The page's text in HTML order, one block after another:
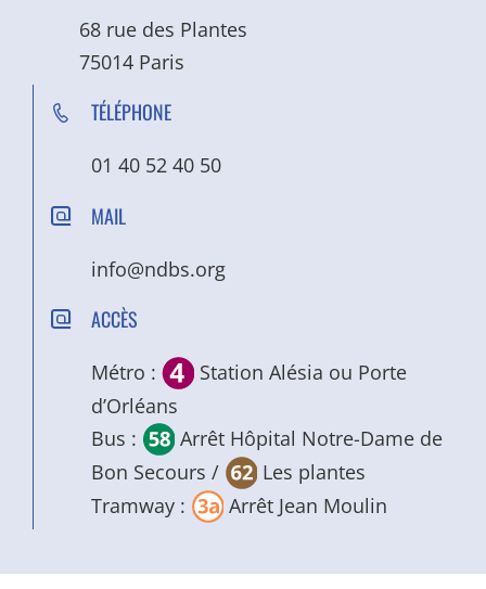
68 rue des Plantes
75014 Paris
TÉLÉPHONE
01 40 52 40 50
MAIL
info@ndbs.org
ACCÈS
Métro :
Station Alésia ou Porte
d’Orléans
Bus :
Arrêt Hôpital Notre-Dame de
Bon Secours /
Les plantes
Tramway :
Arrêt Jean Moulin